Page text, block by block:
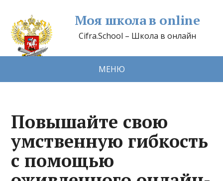
Моя школа в online
Cifra.School – Школа в онлайн
МЕНЮ
Повышайте свою
умственную гибкость
с помощью